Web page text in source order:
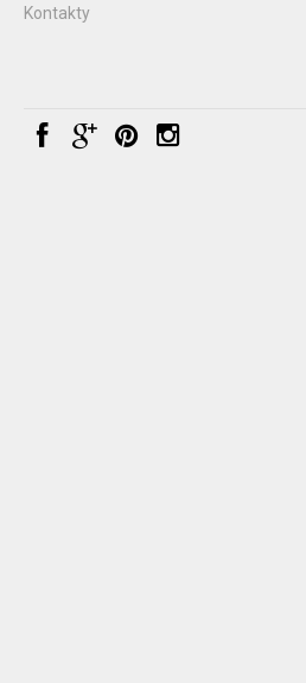
Kontakty